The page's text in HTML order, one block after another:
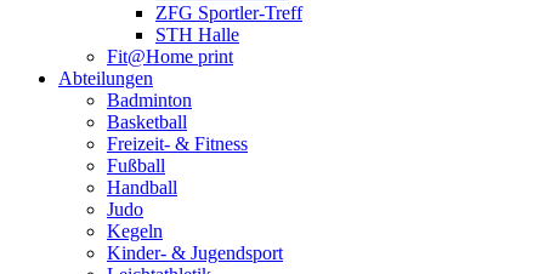
ZFG Sportler-Treff
STH Halle
Fit@Home print
Abteilungen
Badminton
Basketball
Freizeit- & Fitness
Fußball
Handball
Judo
Kegeln
Kinder- & Jugendsport